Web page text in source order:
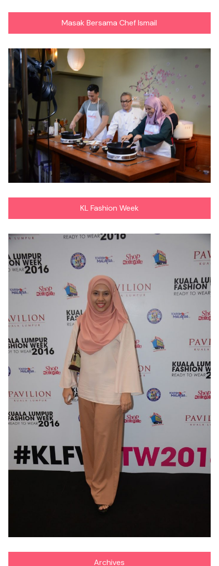
Masak Bersama Chef Ismail
KL Fashion Week
Archives